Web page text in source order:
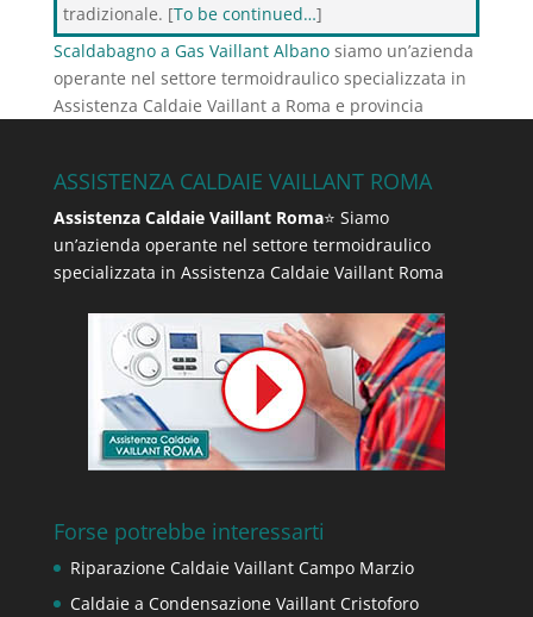
tradizionale. [To be continued…]
Scaldabagno a Gas Vaillant Albanosiamo un’azienda
operante nel settore termoidraulico specializzata in
Assistenza Caldaie Vaillant a Roma e provincia
ASSISTENZA CALDAIE VAILLANT ROMA
Assistenza Caldaie Vaillant Roma⭐ Siamo
un’azienda operante nel settore termoidraulico
specializzata in Assistenza Caldaie Vaillant Roma
Forse potrebbe interessarti
Riparazione Caldaie Vaillant Campo Marzio
Caldaie a Condensazione Vaillant Cristoforo